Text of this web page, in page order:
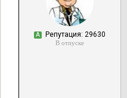
А Репутация: 29630
В отпуске